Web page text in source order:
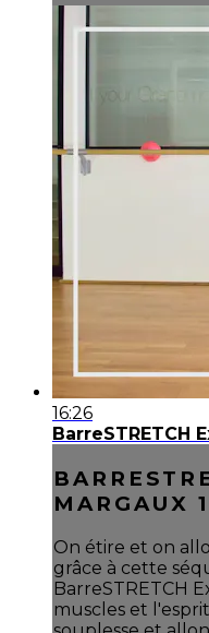
16:26
BarreSTRETCH
MARGAUX
On étire et on
grâce à cette
BarreSTRETCH
muscles et